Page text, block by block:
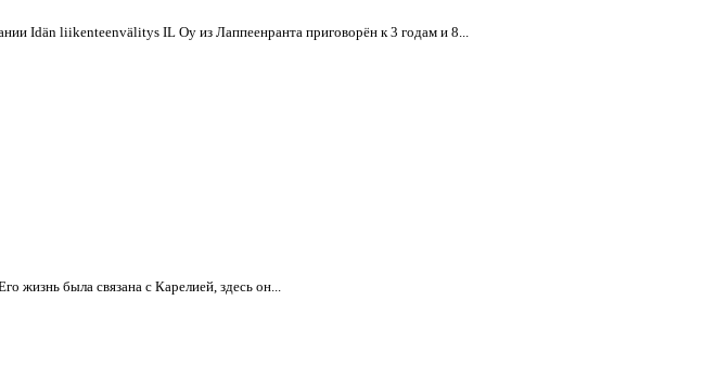
Idän liikenteenvälitys IL Oy из Лаппеенранта приговорён к 3 годам и 8...
жизнь была связана с Карелией, здесь он...